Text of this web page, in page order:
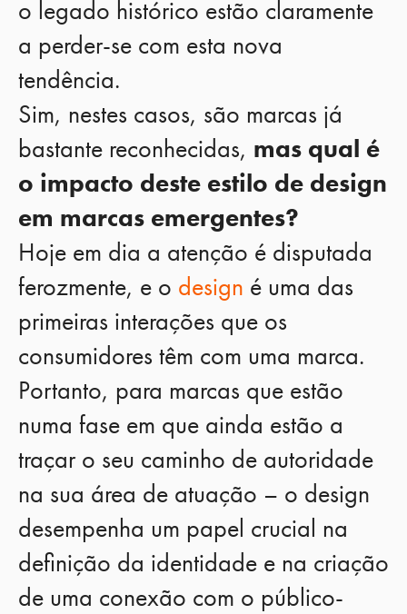
o legado histórico estão claramente
a perder-se com esta nova
tendência.
Sim, nestes casos, são marcas já
bastante reconhecidas, mas qual é
o impacto deste estilo de design
em marcas emergentes?
Hoje em dia a atenção é disputada
ferozmente, e o design é uma das
primeiras interações que os
consumidores têm com uma marca.
Portanto, para marcas que estão
numa fase em que ainda estão a
traçar o seu caminho de autoridade
na sua área de atuação – o design
desempenha um papel crucial na
definição da identidade e na criação
de uma conexão com o público-